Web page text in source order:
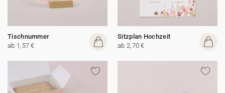
Tischnummer
ab 1,57 €
Sitzplan Hochzeit
ab 2,70 €